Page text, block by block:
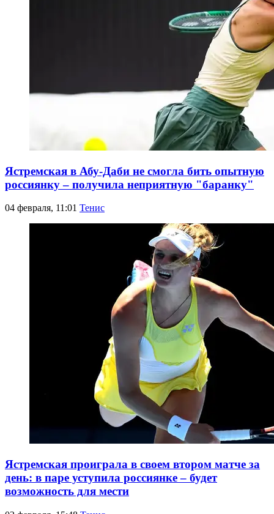
Ястремская в Абу-Даби не смогла бить опытную
россиянку – получила неприятную "баранку"
04 февраля, 11:01 Тенис
Ястремская проиграла в своем втором матче за
день: в паре уступила россиянке – будет
возможность для мести